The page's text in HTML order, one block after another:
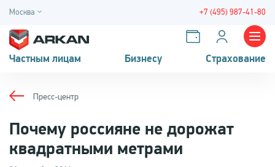
Москва +7 (495) 987-41-80
Частным лицам Бизнесу Страхование
Пресс-центр
Почему россияне не дорожат
квадратными метрами